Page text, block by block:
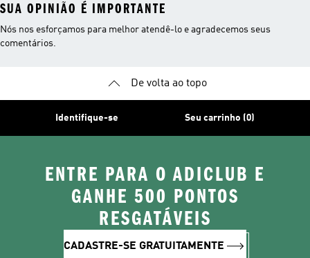
SUA OPINIÃO É IMPORTANTE
Nós nos esforçamos para melhor atendê-lo e agradecemos seus
comentários.
De volta ao topo
Identifique-se Seu carrinho (0)
ENTRE PARA O ADICLUB E
GANHE 500 PONTOS
RESGATÁVEIS
CADASTRE-SE GRATUITAMENTE